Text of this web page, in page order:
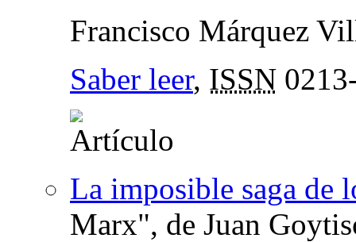
Francisco Márquez
Saber leer, ISSN
La imposible saga de
Marx", de Juan